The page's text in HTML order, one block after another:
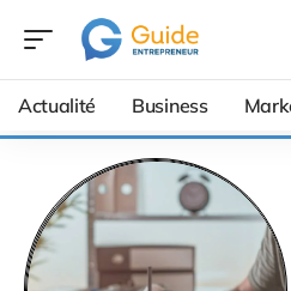
Actualité Business